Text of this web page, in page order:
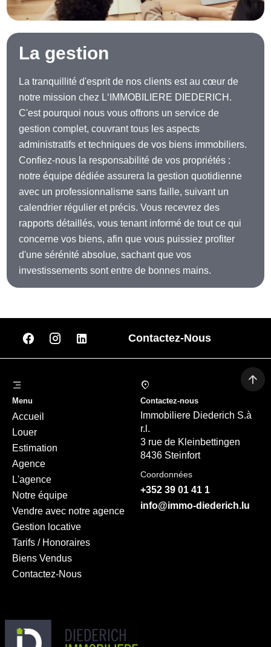
La gestion
La tranquillité d'esprit de nos clients est au cœur de
notre mission chez L‘IMMOBILIERE DIEDERICH.
C'est pourquoi nous vous offrons un service de
gestion complet, couvrant tous les aspects
administratifs et techniques de vos biens immobiliers.
Confiez-nous la responsabilité de vos propriétés :
notre équipe dédiée assurera la gestion quotidienne
avec un professionnalisme sans faille, suivant un
calendrier régulier et précis. Vous recevrez des
rapports détaillés, vous tenant informé de tout ce qui
concerne vos biens, afin que vous puissiez profiter
d'une sérénité absolue, sachant que vos
investissements sont entre de bonnes mains.
Contactez-Nous
Menu
Accueil
Louer
Estimation
Agence
L'agence
Notre équipe
Vendre avec notre agence
Gestion locative
Tarifs / Honoraires
Biens Vendus
Contactez-Nous
Contactez-nous
Immobiliere Diederich S.à
r.l.
3 rue de Kleinbettingen
8436 Steinfort
Coordonnées
+352 39 01 41 1
info@immo-diederich.lu